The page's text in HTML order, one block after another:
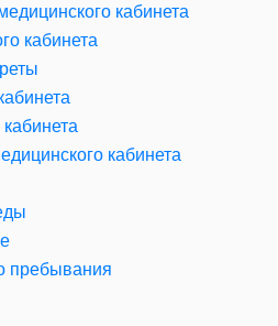
кабинета
кабинета
кабинета
пребывания